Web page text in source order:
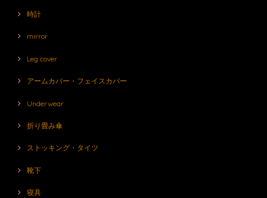
時計
mirror
Leg cover
アームカバー・フェイスカバー
Underwear
折り畳み傘
ストッキング・タイツ
靴下
寝具